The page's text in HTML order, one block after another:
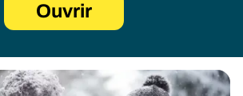
Ouvrir